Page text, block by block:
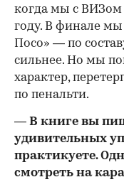
когда мы с ВИЗом
году. В финале
Посо» — по
сильнее. Но мы
характер,
по пенальти.
— В книге вы
удивительных
практикуете.
смотреть на